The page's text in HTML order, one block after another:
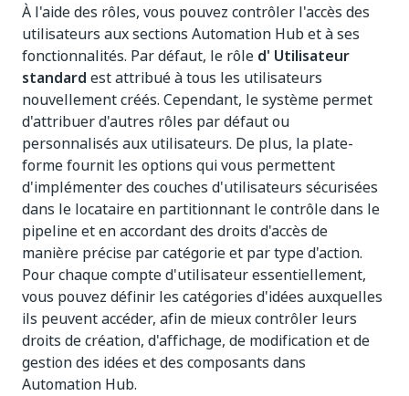
À l'aide des rôles, vous pouvez contrôler l'accès des
utilisateurs aux sections Automation Hub et à ses
fonctionnalités. Par défaut, le rôle d' Utilisateur
standard est attribué à tous les utilisateurs
nouvellement créés. Cependant, le système permet
d'attribuer d'autres rôles par défaut ou
personnalisés aux utilisateurs. De plus, la plate-
forme fournit les options qui vous permettent
d'implémenter des couches d'utilisateurs sécurisées
dans le locataire en partitionnant le contrôle dans le
pipeline et en accordant des droits d'accès de
manière précise par catégorie et par type d'action.
Pour chaque compte d'utilisateur essentiellement,
vous pouvez définir les catégories d'idées auxquelles
ils peuvent accéder, afin de mieux contrôler leurs
droits de création, d'affichage, de modification et de
gestion des idées et des composants dans
Automation Hub.